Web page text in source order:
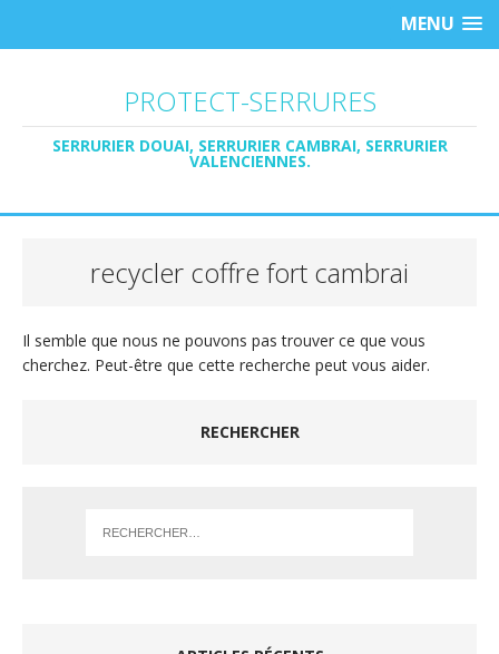
MENU
PROTECT-SERRURES
SERRURIER DOUAI, SERRURIER CAMBRAI, SERRURIER
VALENCIENNES.
recycler coffre fort cambrai
Il semble que nous ne pouvons pas trouver ce que vous
cherchez. Peut-être que cette recherche peut vous aider.
RECHERCHER